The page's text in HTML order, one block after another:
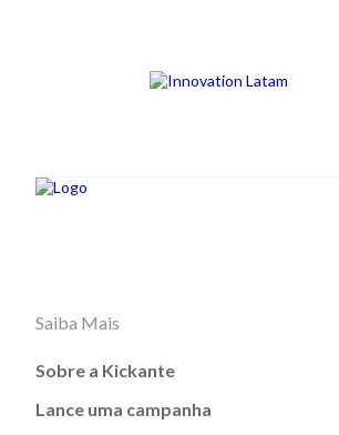
Saiba Mais
Sobre a Kickante
Lance uma campanha